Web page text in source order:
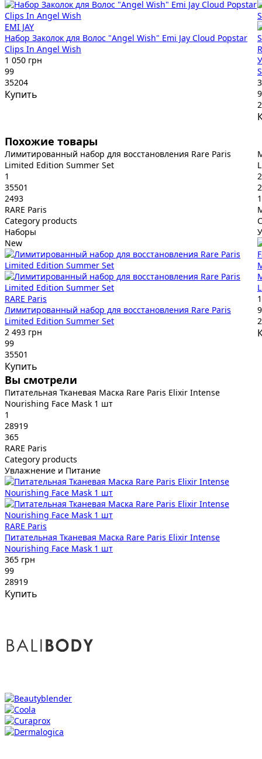
EMI JAY
Набор Заколок для Волос "Angel Wish" Emi Jay Cloud Popstar
Clips In Angel Wish
1 050 грн
99
35204
Купить
Похожие товары
Лимитированный набор для восстановления Rare Paris
Limited Edition Summer Set
1
35501
2493
RARE Paris
Category products
Наборы
New
RARE Paris
Лимитированный набор для восстановления Rare Paris
Limited Edition Summer Set
2 493 грн
99
35501
Купить
2
Вы смотрели
Питательная Тканевая Маска Rare Paris Elixir Intense
Nourishing Face Mask 1 шт
1
28919
365
RARE Paris
Category products
Увлажнение и Питание
RARE Paris
Питательная Тканевая Маска Rare Paris Elixir Intense
Nourishing Face Mask 1 шт
365 грн
99
28919
Купить